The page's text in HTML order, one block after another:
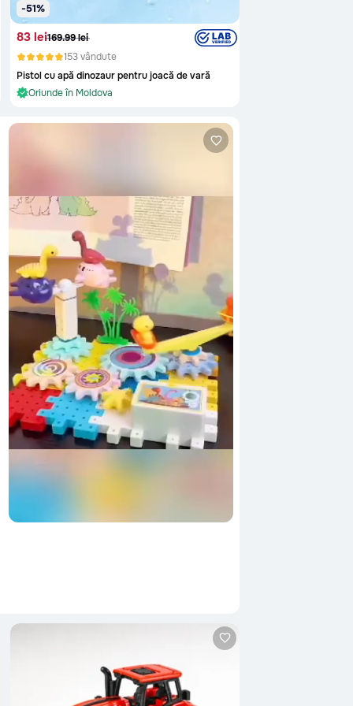
livrării dus-întors. Asigură-te că
-51%
83 lei169.99 lei
153 vândute
Pistol cu apă dinozaur pentru joacă de vară
În stoc și gata de livrare
Oriunde în Moldova